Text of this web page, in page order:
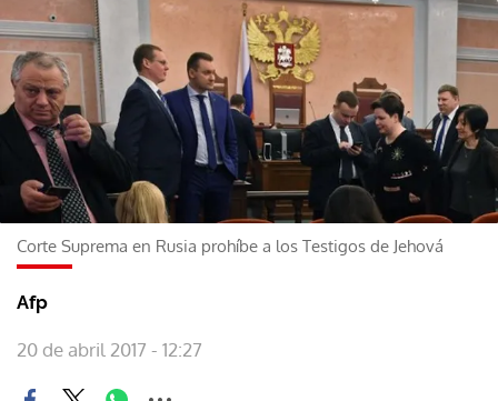
Corte Suprema en Rusia prohíbe a los Testigos de Jehová
Afp
20 de abril 2017 - 12:27